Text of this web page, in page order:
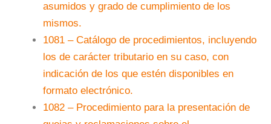
asumidos y grado de cumplimiento de los
mismos.
1081 – Catálogo de procedimientos, incluyendo
los de carácter tributario en su caso, con
indicación de los que estén disponibles en
formato electrónico.
1082 – Procedimiento para la presentación de